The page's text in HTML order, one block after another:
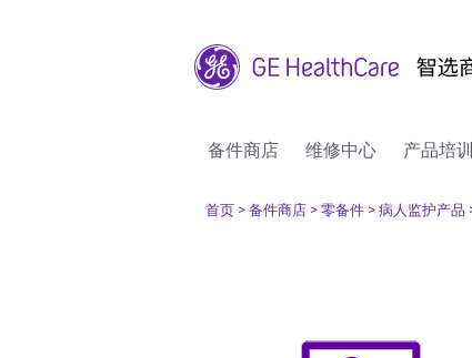
备件商店 维修中心 产品培训
首页 > 备件商店 > 零备件 > 病人监护产品